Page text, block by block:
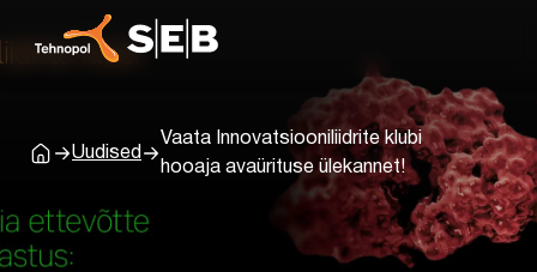
AvalehtUudised
Vaata Innovatsiooniliidrite klubi
hooaja avaürituse ülekannet!